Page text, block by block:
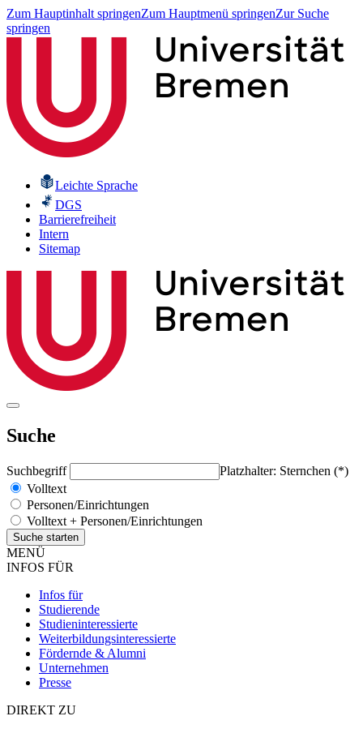
Zum Hauptinhalt springenZum Hauptmenü springenZur Suche
springen
Leichte Sprache
DGS
Barrierefreiheit
Intern
Sitemap
Suche
Suchbegriff
Platzhalter: Sternchen (*)
Volltext
Personen/Einrichtungen
Volltext + Personen/Einrichtungen
MENÜ
INFOS FÜR
Infos für
Studierende
Studieninteressierte
Weiterbildungsinteressierte
Fördernde & Alumni
Unternehmen
Presse
DIREKT ZU